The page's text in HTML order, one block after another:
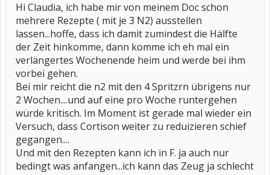
Hi Claudia, ich habe mir von meinem Doc schon
mehrere Rezepte ( mit je 3 N2) ausstellen
lassen...hoffe, dass ich damit zumindest die Hälfte
der Zeit hinkomme, dann komme ich eh mal ein
verlängertes Wochenende heim und werde bei ihm
vorbei gehen.
Bei mir reicht die n2 mit den 4 Spritzrn übrigens nur
2 Wochen....und auf eine pro Woche runtergehen
würde kritisch. Im Moment ist gerade mal wieder ein
Versuch, dass Cortison weiter zu reduizieren schief
gegangen....
Und mit den Rezepten kann ich in F. ja auch nur
bedingt was anfangen...ich kann das Zeug ja schlecht